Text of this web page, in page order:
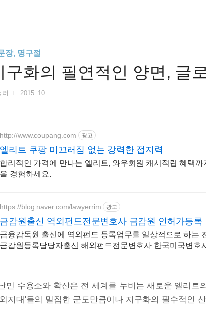
장, 명구절
구화의 필연적인 양면, 글
러 2015. 10.
http://www.coupang.com 광고
엘리트 쿠팡 미끄러짐 없는 강력한 접지력
합리적인 가격에 만나는 엘리트, 와우회원 캐시적립 혜택
을 경험하세요.
https://blog.naver.com/lawyerrim 광고
금감원출신 역외펀드전문변호사 금감원 인허가등록
금융감독원 출신에 역외펀드 등록업무를 일상적으로 하는
금감원등록담당자출신 해외펀드전문변호사 한국미국변호
민 수용소와 확산은 전 세계를 누비는 새로운 엘리트
지대'들의 밀집한 군도만큼이나 지구화의 필수적인